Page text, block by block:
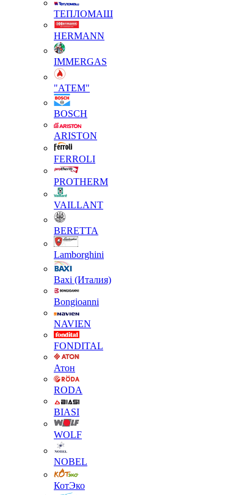
ТЕПЛОМАШ
HERMANN
IMMERGAS
"АТЕМ"
BOSCH
ARISTON
FERROLI
PROTHERM
VAILLANT
BERETTA
Lamborghini
Baxi (Италия)
Вongioanni
NAVIEN
FONDITAL
Атон
RODA
BIASI
WOLF
NOBEL
КотЭко